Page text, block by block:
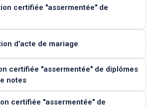
certifiée "assermentée" de
d'acte de mariage
"assermentée" de diplômes
notes
certifiée "assermentée" de